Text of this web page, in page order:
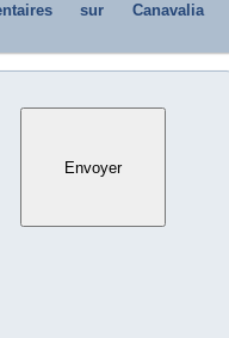
sur Canavalia